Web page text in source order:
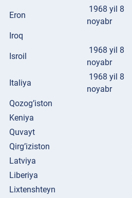
Eron
1968 yil 8
noyabr
Iroq
Isroil
1968 yil 8
noyabr
Italiya
1968 yil 8
noyabr
Qozog’iston
Keniya
Quvayt
Qirg’iziston
Latviya
Liberiya
Lixtenshteyn